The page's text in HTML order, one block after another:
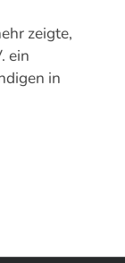
zeigte,
ein
in